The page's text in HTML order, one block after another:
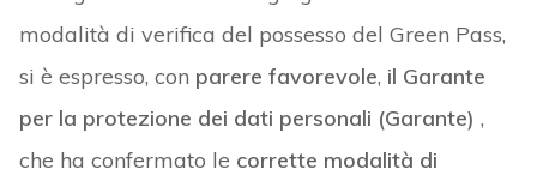
modalità di verifica del possesso del Green Pass,
si è espresso, con parere favorevole, il Garante
per la protezione dei dati personali (Garante) ,
che ha confermato le corrette modalità di